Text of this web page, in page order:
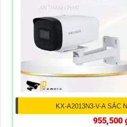
KX-A2013N3-V-A SẮC
955,500